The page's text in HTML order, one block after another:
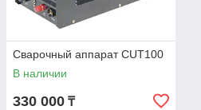
Сварочный аппарат CUT100
В наличии
330 000 ₸